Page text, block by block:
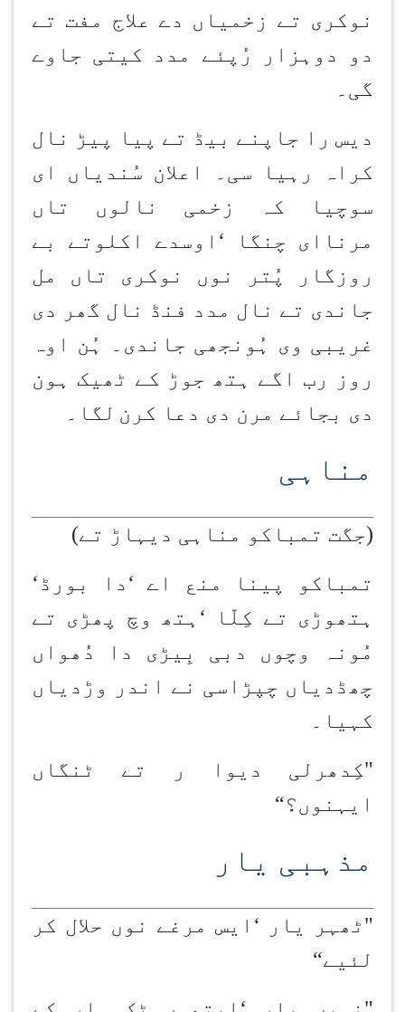
نوکری تے زخمیاں دے علاج مفت تے
دو دوہزار رُپئے مدد کیتی جاوے
گی۔
دیس را جاپنے بیڈ تے پیا پیڑ نال
کراہ رہیا سی۔ اعلان سُندیاں ای
سوچیا کہ زخمی نالوں تاں
مرناای چنگا
‘ اوسدے اکلوتے بے
روزگار پُتر نوں نوکری تاں مل
جاندی تے نال مدد فنڈ نال گھر دی
غریبی وی ہُونجھی جاندی۔ ہُن اوہ
روز رب اگے ہتھ جوڑ کے ٹھیک ہون
دی بجائے مرن دی دعا کرن لگا۔
مناہی
(جگت تمباکو مناہی دیہاڑ تے)
تمباکو پینا منع اے ‘دا بورڈ ‘
ہتھوڑی تے کِلّا
‘ ہتھ وچ پھڑی تے
مُونہ وچوں دبی بِیڑی دا دُھواں
چھڈدیاں چپڑاسی نے اندر وڑدیاں
کہیا۔
"کِدھرلی دیوا ر تے ٹنگاں
ایہنوں؟“
مذہبی یار
"ٹھہر یار ‘ ایس مرغے نوں حلال کر
لئیے“